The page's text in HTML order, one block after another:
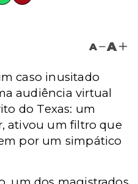
A A
caso inusitado
audiência virtual
do Texas: um
ativou um filtro que
por um simpático